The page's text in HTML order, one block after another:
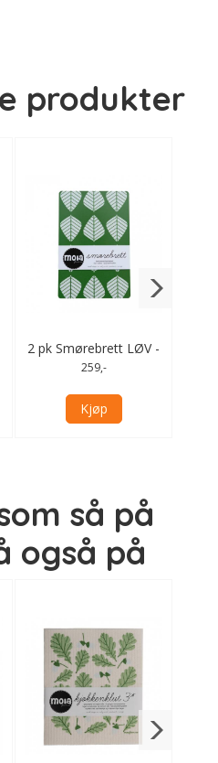
produkter
2 pk Smørebrett LØV -
grønn
259,-
Kjøp
så på
også på